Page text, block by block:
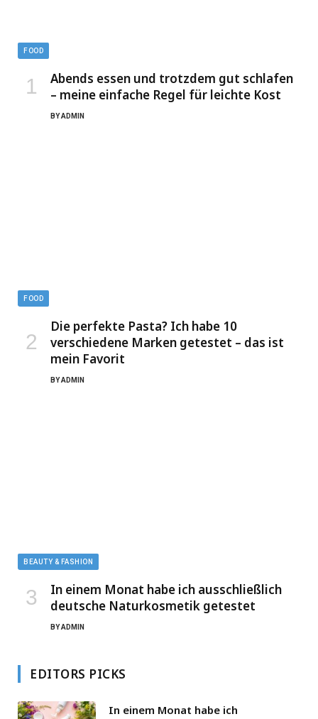
FOOD
Abends essen und trotzdem gut schlafen
– meine einfache Regel für leichte Kost
BYADMIN
FOOD
Die perfekte Pasta? Ich habe 10
verschiedene Marken getestet – das ist
mein Favorit
BYADMIN
BEAUTY & FASHION
In einem Monat habe ich ausschließlich
deutsche Naturkosmetik getestet
BYADMIN
EDITORS PICKS
In einem Monat habe ich